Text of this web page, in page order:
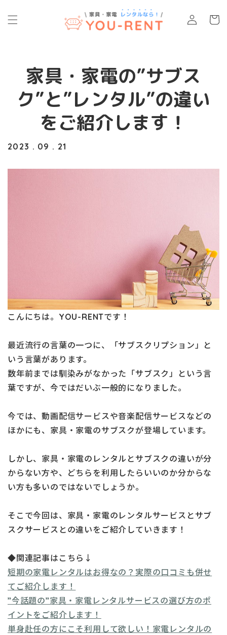
進む
グ
イ
ー
家具・家電の”サブス
ク”と”レンタル”の違い
をご紹介します！
2023 . 09 . 21
こんにちは。YOU-RENTです！
最近流行の言葉の一つに、「サブスクリプション」と
いう言葉があります。
数年前までは馴染みがなかった「サブスク」という言
葉ですが、今ではだいぶ一般的になりました。
今では、動画配信サービスや音楽配信サービスなどの
ほかにも、家具・家電のサブスクが登場しています。
しかし、家具・家電のレンタルとサブスクの違いが分
からない方や、どちらを利用したらいいのか分からな
い方も多いのではないでしょうか。
そこで今回は、家具・家電のレンタルサービスとサブ
スクサービスとの違いをご紹介していきます！
◆関連記事はこちら↓
短期の家電レンタルはお得なの？実際の口コミも併せ
てご紹介します！
”今話題の”家具・家電レンタルサービスの選び方のポ
イントをご紹介します！
単身赴任の方にこそ利用して欲しい！家電レンタルの